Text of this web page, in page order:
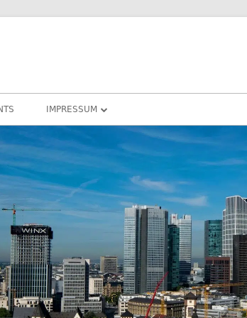
DARMSTADT
RHEIN-MAIN
IMPRESSUM
DATENSCHUTZ
COOKIE – RICHTLINIEN